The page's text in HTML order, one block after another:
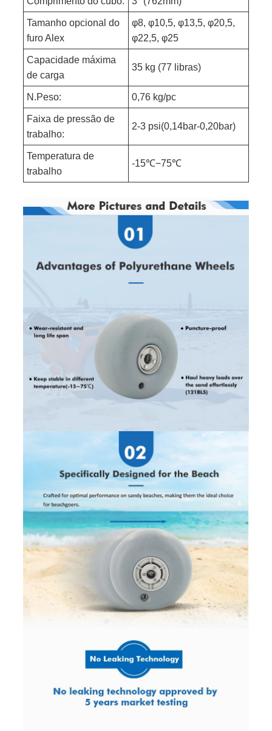
Tamanho opcional do
furo Alex
φ8, φ10,5, φ13,5, φ20,5,
φ22,5, φ25
Capacidade máxima
de carga
35 kg (77 libras)
N.Peso: 0,76 kg/pc
Faixa de pressão de
trabalho:
2-3 psi(0,14bar-0,20bar)
Temperatura de
trabalho
-15℃−75℃